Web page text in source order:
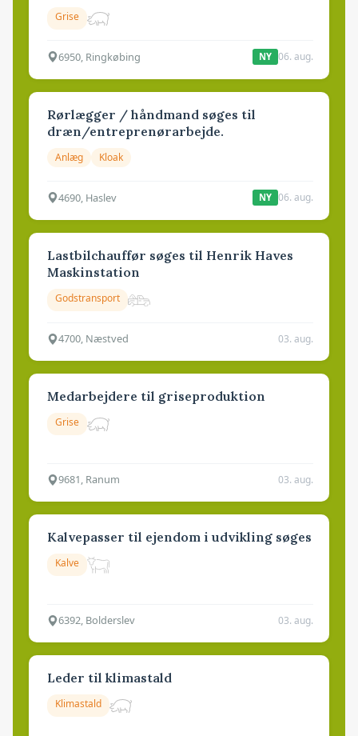
Grise
6950, Ringkøbing NY 06. aug.
Rørlægger / håndmand søges til
dræn/entreprenørarbejde.
Anlæg Kloak
4690, Haslev NY 06. aug.
Lastbilchauffør søges til Henrik Haves
Maskinstation
Godstransport
4700, Næstved 03. aug.
Medarbejdere til griseproduktion
Grise
9681, Ranum 03. aug.
Kalvepasser til ejendom i udvikling søges
Kalve
6392, Bolderslev 03. aug.
Leder til klimastald
Klimastald